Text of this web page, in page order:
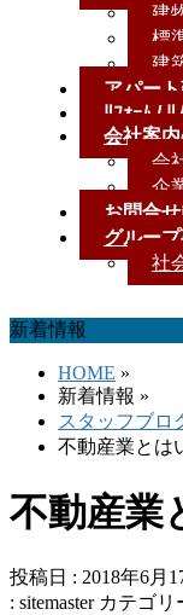
建
標
建
アパー
ﾘﾌｫｰﾑ / ﾘ
会社案内
会
企
お問合せ
グルー
社
新着情報
HOME »
新着情報 »
スタッフブロ
不動産業とは
不動産業
投稿日 : 2018年6月
: sitemaster カテゴリ